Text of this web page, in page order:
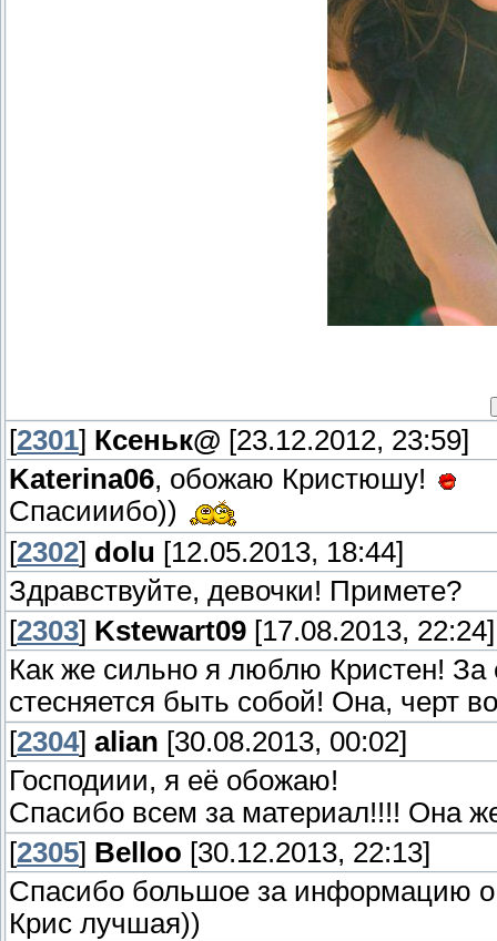
[2301] Ксеньк@ [23.12.2012, 23:59]
Katerina06, обожаю Кристюшу!
Спасииибо))
[2302] dolu [12.05.2013, 18:44]
Здравствуйте, девочки! Примете?
[2303] Kstewart09 [17.08.2013, 22:24]
Как же сильно я люблю Кристен! За
стесняется быть собой! Она, черт
[2304] alian [30.08.2013, 00:02]
Господиии, я её обожаю!
Спасибо всем за материал!!!! Она
[2305] Belloo [30.12.2013, 22:13]
Спасибо большое за информацию
Крис лучшая))